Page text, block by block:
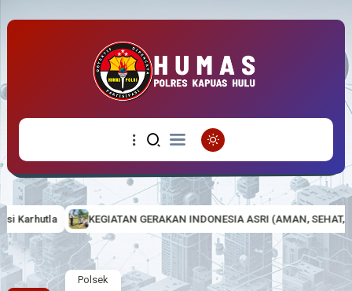
GERAKAN INDONESIA ASRI (AMAN, SEHAT, RESIK DAN INDAH) DI
Polsek